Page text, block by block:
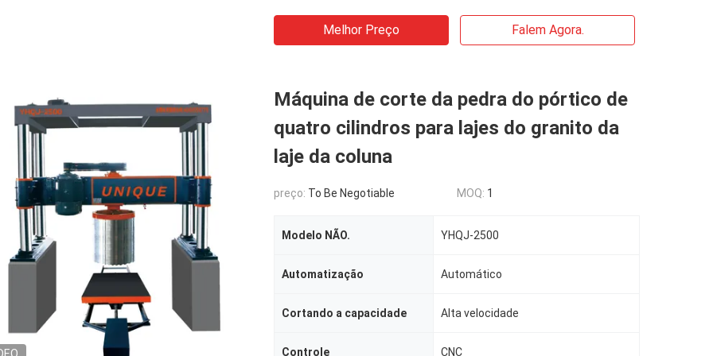
Melhor Preço Falem Agora.
Máquina de corte da pedra do pórtico de
quatro cilindros para lajes do granito da
laje da coluna
preço: To Be Negotiable MOQ: 1
Modelo NÃO. YHQJ-2500
Automatização Automático
Cortando a capacidade Alta velocidade
Controle CNC